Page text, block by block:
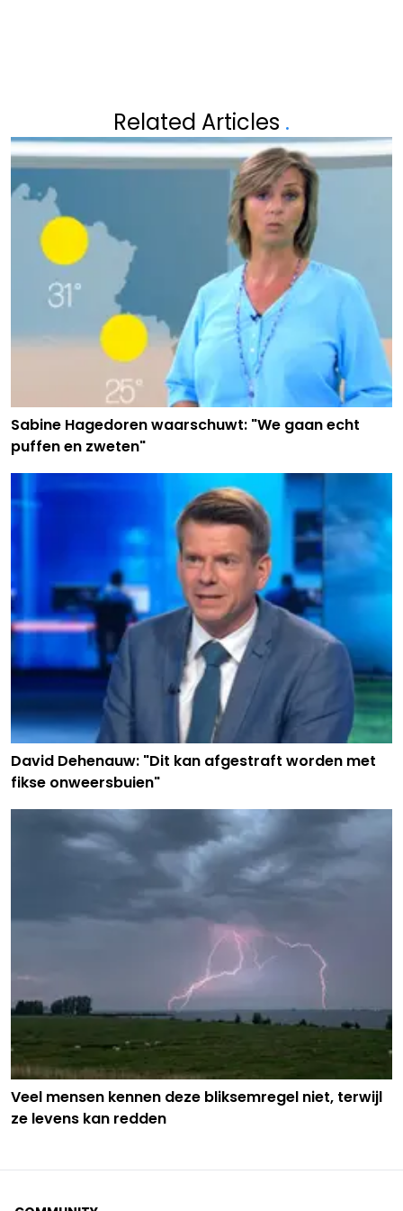
Related Articles .
Sabine Hagedoren waarschuwt: "We gaan echt
puffen en zweten"
David Dehenauw: "Dit kan afgestraft worden met
fikse onweersbuien"
Veel mensen kennen deze bliksemregel niet, terwijl
ze levens kan redden